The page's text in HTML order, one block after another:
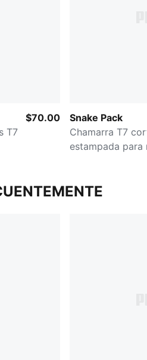
T7
$70.00
Snake Pack
Chamarra T7
estampada para